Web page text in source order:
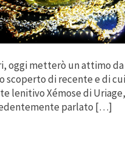
oggi metterò un attimo
scoperto di recente e di
lenitivo Xémose di
parlato […]